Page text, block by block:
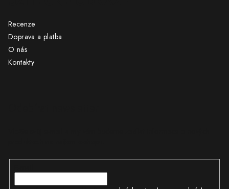
Recenze
Doprava a platba
O nás
Kontakty